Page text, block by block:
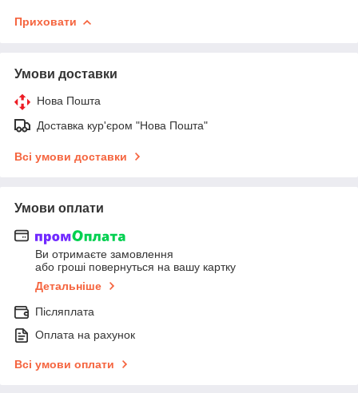
Приховати
Умови доставки
Нова Пошта
Доставка кур'єром "Нова Пошта"
Всі умови доставки
Умови оплати
Ви отримаєте замовлення
або гроші повернуться на вашу картку
Детальніше
Післяплата
Оплата на рахунок
Всі умови оплати